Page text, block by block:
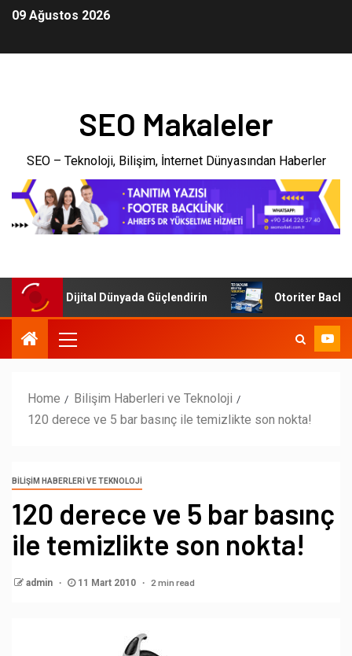
09 Ağustos 2026
SEO Makaleler
SEO – Teknoloji, Bilişim, İnternet Dünyasından Haberler
Dijital Dünyada Güçlendirin Otoriter Backlink
Home
Bilişim Haberleri ve Teknoloji
120 derece ve 5 bar basınç ile temizlikte son nokta!
BILIŞIM HABERLERI VE TEKNOLOJI
120 derece ve 5 bar basınç
ile temizlikte son nokta!
admin 11 Mart 2010 2 min read